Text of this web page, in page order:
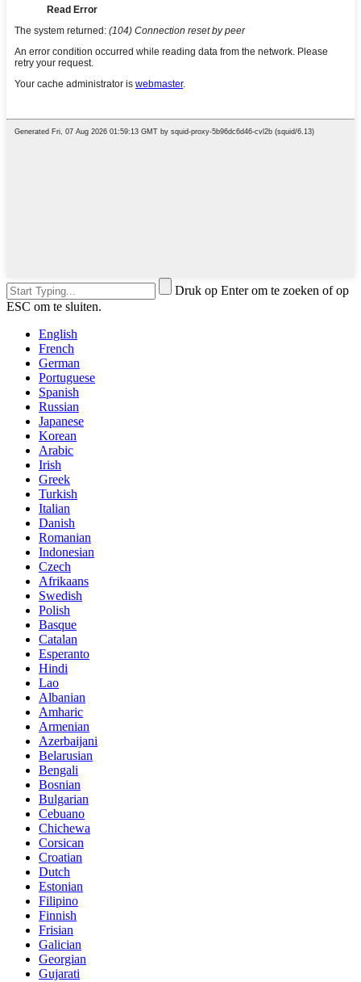
Druk op Enter om te zoeken of op
ESC om te sluiten.
English
French
German
Portuguese
Spanish
Russian
Japanese
Korean
Arabic
Irish
Greek
Turkish
Italian
Danish
Romanian
Indonesian
Czech
Afrikaans
Swedish
Polish
Basque
Catalan
Esperanto
Hindi
Lao
Albanian
Amharic
Armenian
Azerbaijani
Belarusian
Bengali
Bosnian
Bulgarian
Cebuano
Chichewa
Corsican
Croatian
Dutch
Estonian
Filipino
Finnish
Frisian
Galician
Georgian
Gujarati